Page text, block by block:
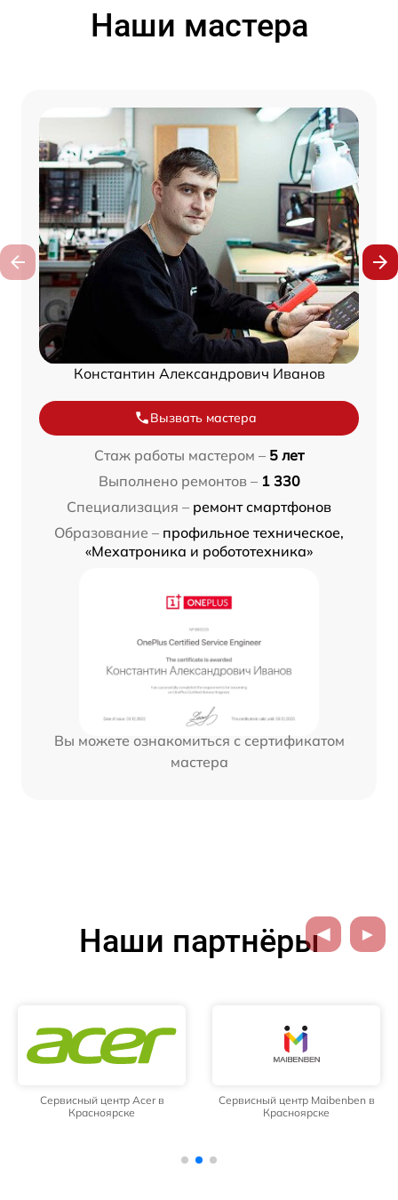
Наши мастера
Константин Александрович Иванов
Вызвать мастера
Стаж работы мастером – 5 лет
Выполнено ремонтов – 1 330
Специализация – ремонт смартфонов
Образование – профильное техническое,
«Мехатроника и робототехника»
Вы можете ознакомиться с сертификатом
мастера
Наши партнёры
Сервисный центр Acer в
Красноярске
Сервисный центр Maibenben в
Красноярске